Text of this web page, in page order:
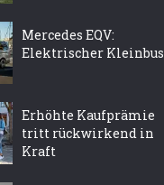
Mercedes EQV:
Elektrischer Kleinbus
Erhöhte Kaufprämie
tritt rückwirkend in
Kraft